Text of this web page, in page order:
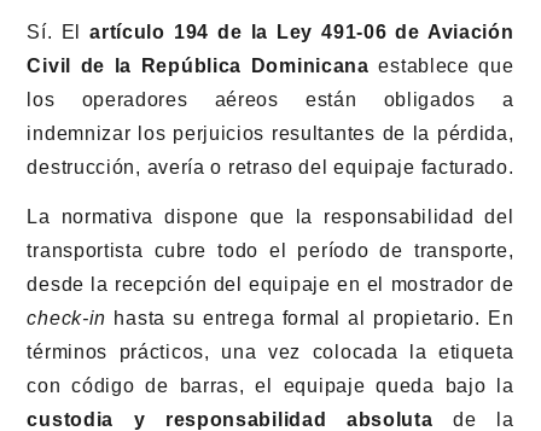
Sí. Elartículo 194 de la Ley 491-06 de Aviación
Civil de la República Dominicana establece que
los operadores aéreos están obligados a
indemnizar los perjuicios resultantes de la pérdida,
destrucción, avería o retraso del equipaje facturado.
La normativa dispone que la responsabilidad del
transportista cubre todo el período de transporte,
desde la recepción del equipaje en el mostrador de
check-in hasta su entrega formal al propietario. En
términos prácticos, una vez colocada la etiqueta
con código de barras, el equipaje queda bajo la
custodia y responsabilidad absoluta de la